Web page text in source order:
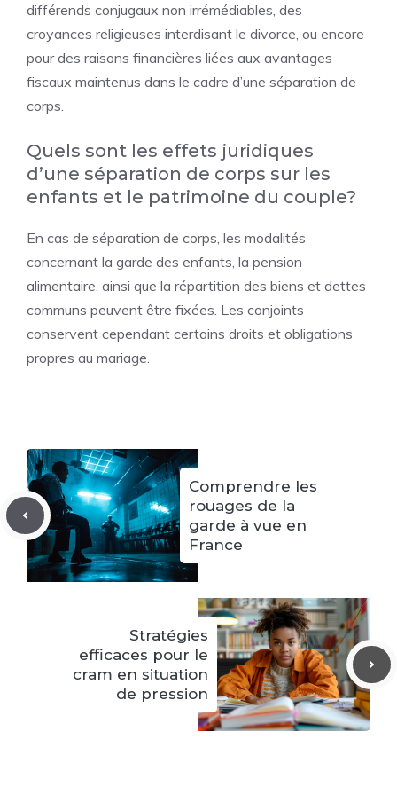
différends conjugaux non irrémédiables, des
croyances religieuses interdisant le divorce, ou encore
pour des raisons financières liées aux avantages
fiscaux maintenus dans le cadre d’une séparation de
corps.
Quels sont les effets juridiques
d’une séparation de corps sur les
enfants et le patrimoine du couple?
En cas de séparation de corps, les modalités
concernant la garde des enfants, la pension
alimentaire, ainsi que la répartition des biens et dettes
communs peuvent être fixées. Les conjoints
conservent cependant certains droits et obligations
propres au mariage.
Comprendre les
rouages de la
garde à vue en
France
Stratégies
efficaces pour le
cram en situation
de pression